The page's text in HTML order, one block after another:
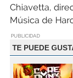
Chiavetta,
Música de
PUBLICIDAD
TE PUEDE